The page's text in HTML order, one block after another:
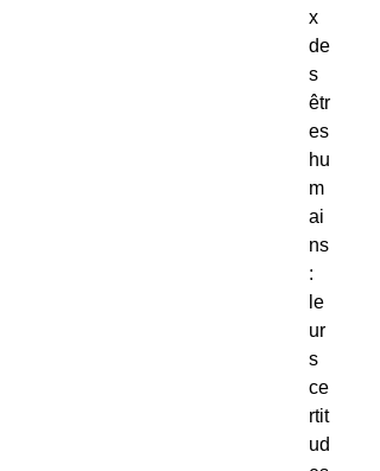
x
de
s
êtr
es
hu
m
ai
ns
:
le
ur
s
ce
rtit
ud